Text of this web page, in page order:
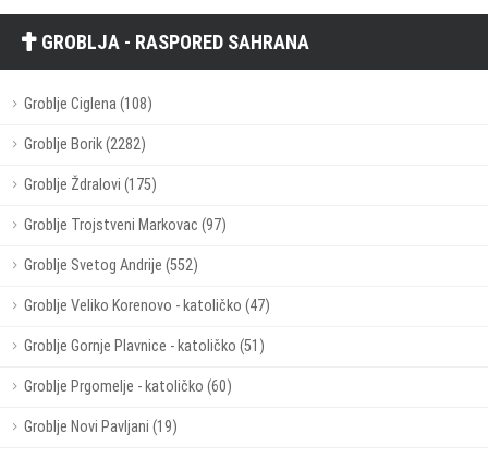
GROBLJA - RASPORED SAHRANA
Groblje Ciglena (108)
Groblje Borik (2282)
Groblje Ždralovi (175)
Groblje Trojstveni Markovac (97)
Groblje Svetog Andrije (552)
Groblje Veliko Korenovo - katoličko (47)
Groblje Gornje Plavnice - katoličko (51)
Groblje Prgomelje - katoličko (60)
Groblje Novi Pavljani (19)